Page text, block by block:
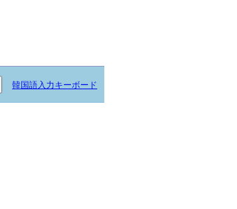
韓国語入力キーボード